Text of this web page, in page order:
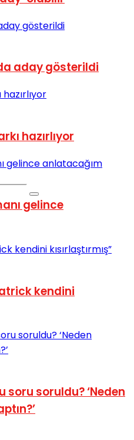
aday gösterildi
hazırlıyor
gelince
kendini
soru soruldu? ‘Neden